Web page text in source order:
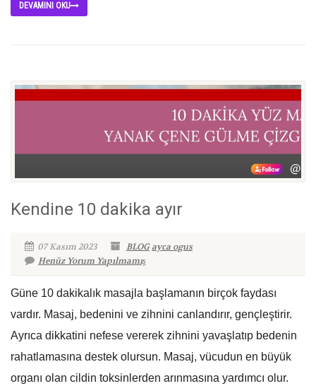
DEVAMINI OKU
Kendine 10 dakika ayır
07 Kasım 2023 BLOG ayca ogus
Henüz Yorum Yapılmamış
Güne 10 dakikalık masajla başlamanın birçok faydası
vardır. Masaj, bedenini ve zihnini canlandırır, gençleştirir.
Ayrıca dikkatini nefese vererek zihnini yavaşlatıp bedenin
rahatlamasına destek olursun. Masaj, vücudun en büyük
organı olan cildin toksinlerden arınmasına yardımcı olur.